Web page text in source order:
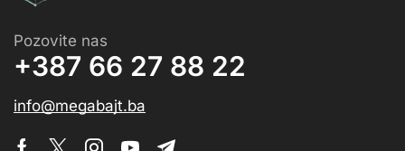
Pozovite nas
+387 66 27 88 22
info@megabajt.ba